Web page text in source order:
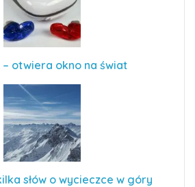
– otwiera okno na świat
słów o wycieczce w góry